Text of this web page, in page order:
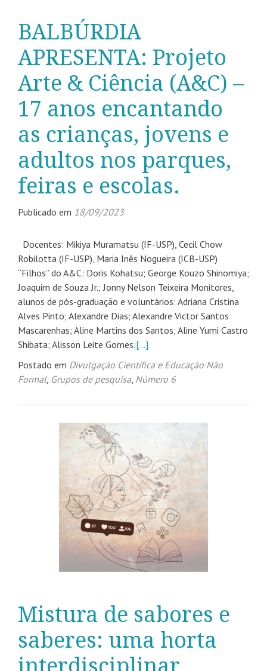
BALBÚRDIA
APRESENTA: Projeto
Arte & Ciência (A&C) –
17 anos encantando
as crianças, jovens e
adultos nos parques,
feiras e escolas.
Publicado em 18/09/2023
Docentes: Mikiya Muramatsu (IF-USP), Cecil Chow
Robilotta (IF-USP), Maria Inês Nogueira (ICB-USP)
“Filhos” do A&C: Doris Kohatsu; George Kouzo Shinomiya;
Joaquim de Souza Jr.; Jonny Nelson Teixeira Monitores,
alunos de pós-graduação e voluntários: Adriana Cristina
Alves Pinto; Alexandre Dias; Alexandre Victor Santos
Mascarenhas; Aline Martins dos Santos; Aline Yumi Castro
Shibata; Alisson Leite Gomes;[…]
Postado em Divulgação Científica e Educação Não
Formal, Grupos de pesquisa, Número 6
Mistura de sabores e
saberes: uma horta